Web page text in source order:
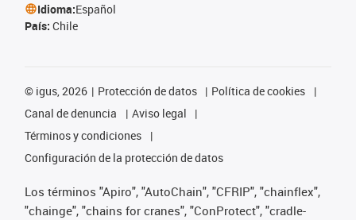
Idioma:Español
País: Chile
© igus, 2026 Protección de datos
Política de cookies
Canal de denuncia
Aviso legal
Términos y condiciones
Configuración de la protección de datos
Los términos "Apiro", "AutoChain", "CFRIP", "chainflex",
"chainge", "chains for cranes", "ConProtect", "cradle-